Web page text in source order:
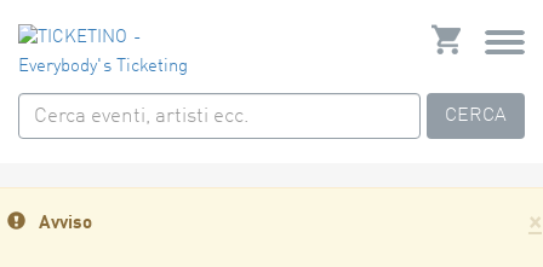
CERCA
×
Avviso